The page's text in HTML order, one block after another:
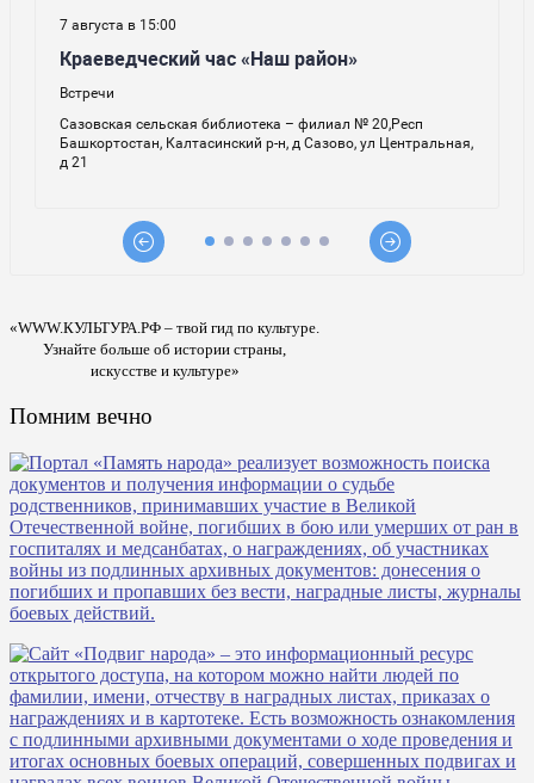
«WWW.КУЛЬТУРА.РФ – твой гид по культуре.
Узнайте больше об истории страны,
искусстве и культуре»
Помним вечно